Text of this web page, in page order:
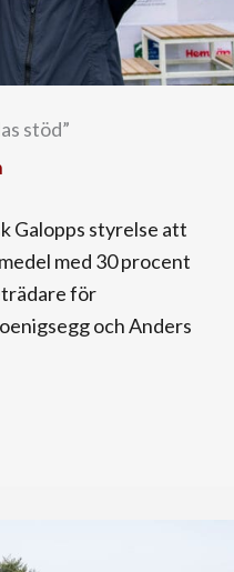
stöd”
Galopps styrelse att
med 30 procent
för
och Anders